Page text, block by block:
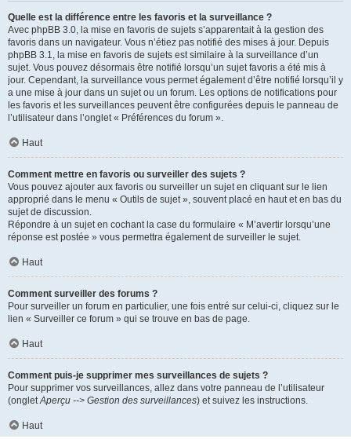
Quelle est la différence entre les favoris et la surveillance ?
Avec phpBB 3.0, la mise en favoris de sujets s’apparentait à la gestion des
favoris dans un navigateur. Vous n’étiez pas notifié des mises à jour. Depuis
phpBB 3.1, la mise en favoris de sujets est similaire à la surveillance d’un
sujet. Vous pouvez désormais être notifié lorsqu’un sujet favoris a été mis à
jour. Cependant, la surveillance vous permet également d’être notifié lorsqu’il y
a une mise à jour dans un sujet ou un forum. Les options de notifications pour
les favoris et les surveillances peuvent être configurées depuis le panneau de
l’utilisateur dans l’onglet « Préférences du forum ».
Haut
Comment mettre en favoris ou surveiller des sujets ?
Vous pouvez ajouter aux favoris ou surveiller un sujet en cliquant sur le lien
approprié dans le menu « Outils de sujet », souvent placé en haut et en bas du
sujet de discussion.
Répondre à un sujet en cochant la case du formulaire « M’avertir lorsqu’une
réponse est postée » vous permettra également de surveiller le sujet.
Haut
Comment surveiller des forums ?
Pour surveiller un forum en particulier, une fois entré sur celui-ci, cliquez sur le
lien « Surveiller ce forum » qui se trouve en bas de page.
Haut
Comment puis-je supprimer mes surveillances de sujets ?
Pour supprimer vos surveillances, allez dans votre panneau de l’utilisateur
(ongletAperçu --> Gestion des surveillances) et suivez les instructions.
Haut